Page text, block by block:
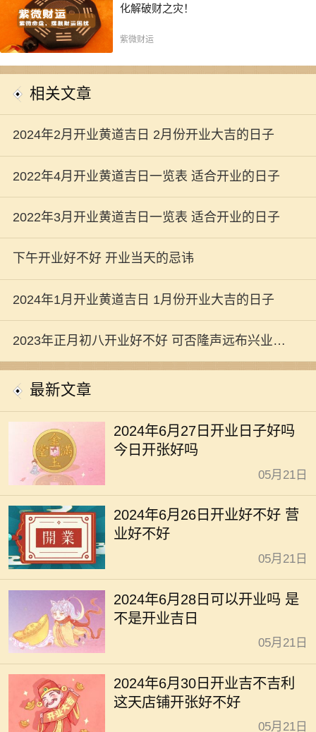
化解破财之灾！
紫微财运
相关文章
2024年2月开业黄道吉日 2月份开业大吉的日子
2022年4月开业黄道吉日一览表 适合开业的日子
2022年3月开业黄道吉日一览表 适合开业的日子
下午开业好不好 开业当天的忌讳
2024年1月开业黄道吉日 1月份开业大吉的日子
2023年正月初八开业好不好 可否隆声远布兴业长
新
最新文章
2024年6月27日开业日子好吗
今日开张好吗
05月21日
2024年6月26日开业好不好 营
业好不好
05月21日
2024年6月28日可以开业吗 是
不是开业吉日
05月21日
2024年6月30日开业吉不吉利
这天店铺开张好不好
05月21日